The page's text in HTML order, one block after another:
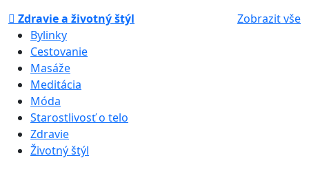
Zdravie a životný štýl
Zobrazit vše
Bylinky
Cestovanie
Masáže
Meditácia
Móda
Starostlivosť o telo
Zdravie
Životný štýl